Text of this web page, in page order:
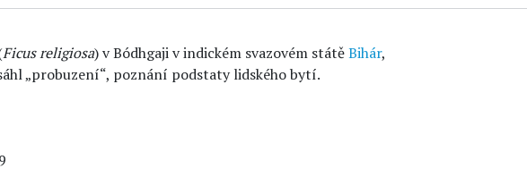
Ficus religiosa) v Bódhgaji v indickém svazovém státěBihár,
„probuzení“, poznání podstaty lidského bytí.